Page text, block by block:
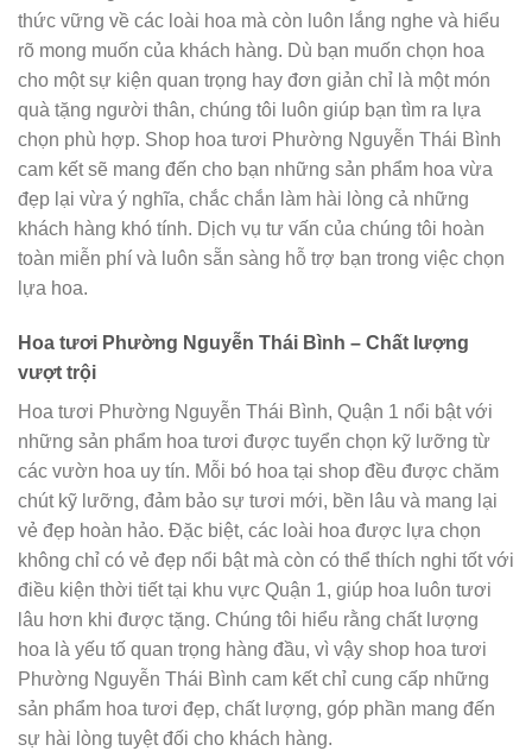
thức vững về các loài hoa mà còn luôn lắng nghe và hiểu
rõ mong muốn của khách hàng. Dù bạn muốn chọn hoa
cho một sự kiện quan trọng hay đơn giản chỉ là một món
quà tặng người thân, chúng tôi luôn giúp bạn tìm ra lựa
chọn phù hợp. Shop hoa tươi Phường Nguyễn Thái Bình
cam kết sẽ mang đến cho bạn những sản phẩm hoa vừa
đẹp lại vừa ý nghĩa, chắc chắn làm hài lòng cả những
khách hàng khó tính. Dịch vụ tư vấn của chúng tôi hoàn
toàn miễn phí và luôn sẵn sàng hỗ trợ bạn trong việc chọn
lựa hoa.
Hoa tươi Phường Nguyễn Thái Bình – Chất lượng
vượt trội
Hoa tươi Phường Nguyễn Thái Bình, Quận 1 nổi bật với
những sản phẩm hoa tươi được tuyển chọn kỹ lưỡng từ
các vườn hoa uy tín. Mỗi bó hoa tại shop đều được chăm
chút kỹ lưỡng, đảm bảo sự tươi mới, bền lâu và mang lại
vẻ đẹp hoàn hảo. Đặc biệt, các loài hoa được lựa chọn
không chỉ có vẻ đẹp nổi bật mà còn có thể thích nghi tốt với
điều kiện thời tiết tại khu vực Quận 1, giúp hoa luôn tươi
lâu hơn khi được tặng. Chúng tôi hiểu rằng chất lượng
hoa là yếu tố quan trọng hàng đầu, vì vậy shop hoa tươi
Phường Nguyễn Thái Bình cam kết chỉ cung cấp những
sản phẩm hoa tươi đẹp, chất lượng, góp phần mang đến
sự hài lòng tuyệt đối cho khách hàng.